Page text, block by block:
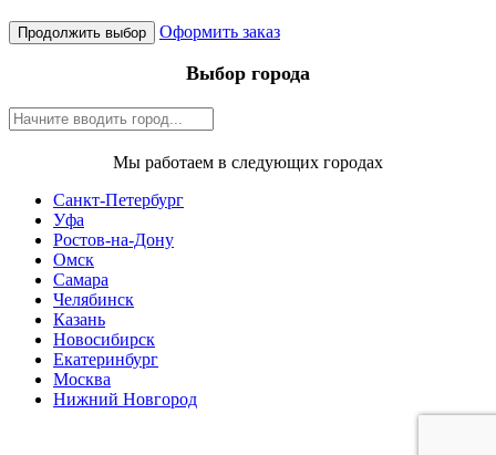
Продолжить выбор Оформить заказ
Выбор города
Мы работаем в следующих городах
Санкт-Петербург
Уфа
Ростов-на-Дону
Омск
Самара
Челябинск
Казань
Новосибирск
Екатеринбург
Москва
Нижний Новгород